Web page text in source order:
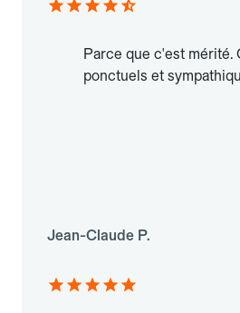
Parce que c'est mérité.
ponctuels et
Jean-Claude P.